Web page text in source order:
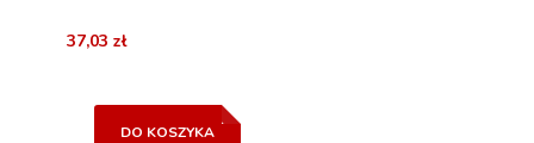
37,03 zł
DO KOSZYKA